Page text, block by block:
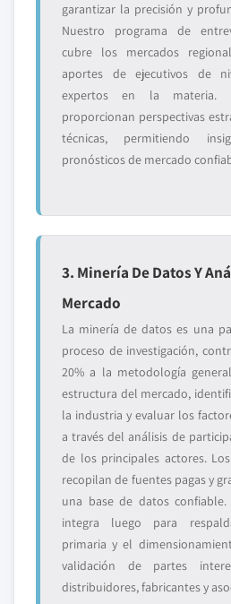
garantizar la precisión y
Nuestro programa de
cubre los mercados
aportes de ejecutivos de
expertos en la materia.
proporcionan perspectivas
técnicas, permitiendo
pronósticos de mercado
3. Minería De Datos Y
Mercado
La minería de datos es una
proceso de investigación,
20% a la metodología
estructura del mercado,
la industria y evaluar los
a través del análisis de
de los principales actores.
recopilan de fuentes pagas y
una base de datos
integra luego para
primaria y el
validación de partes
distribuidores, fabricantes y